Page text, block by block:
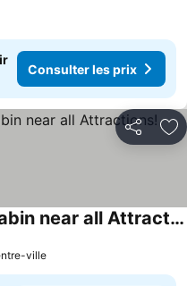
Consulter les prix
Partager
Adventure Basecamp! Cabin near all Attractions!
ville